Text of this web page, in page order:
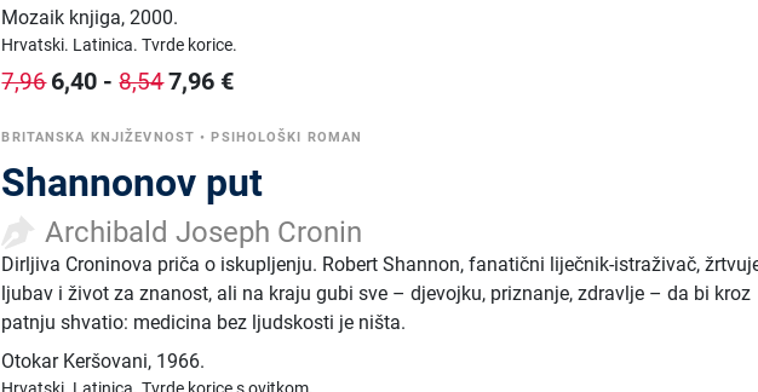
Mozaik knjiga,2000.
Hrvatski. Latinica.Tvrde korice.
7,966,40 -8,547,96 €
BRITANSKA KNJIŽEVNOST •PSIHOLOŠKI ROMAN
Shannonov put
Archibald Joseph Cronin
Dirljiva Croninova priča o iskupljenju. Robert Shannon, fanatični liječnik-istraživač,
ljubav i život za znanost, ali na kraju gubi sve – djevojku, priznanje, zdravlje – da bi kroz
patnju shvatio: medicina bez ljudskosti je ništa.
Otokar Keršovani, 1966.
Hrvatski. Latinica.Tvrde korice s ovitkom.